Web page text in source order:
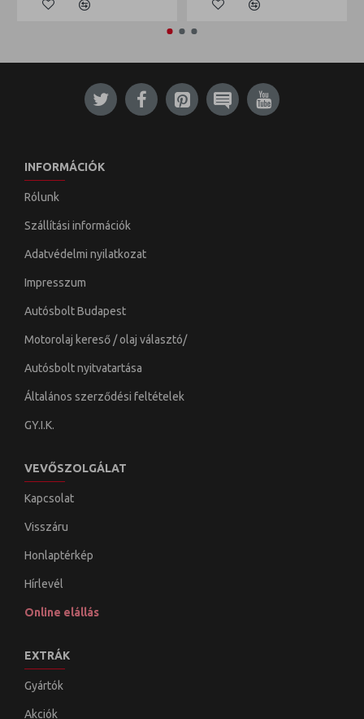
INFORMÁCIÓK
Rólunk
Szállítási információk
Adatvédelmi nyilatkozat
Impresszum
Autósbolt Budapest
Motorolaj kereső / olaj választó/
Autósbolt nyitvatartása
Általános szerződési feltételek
GY.I.K.
VEVŐSZOLGÁLAT
Kapcsolat
Visszáru
Honlaptérkép
Hírlevél
Online elállás
EXTRÁK
Gyártók
Akciók